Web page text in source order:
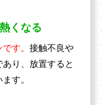
くなる
す。 接触不良や
り、放置すると
す。